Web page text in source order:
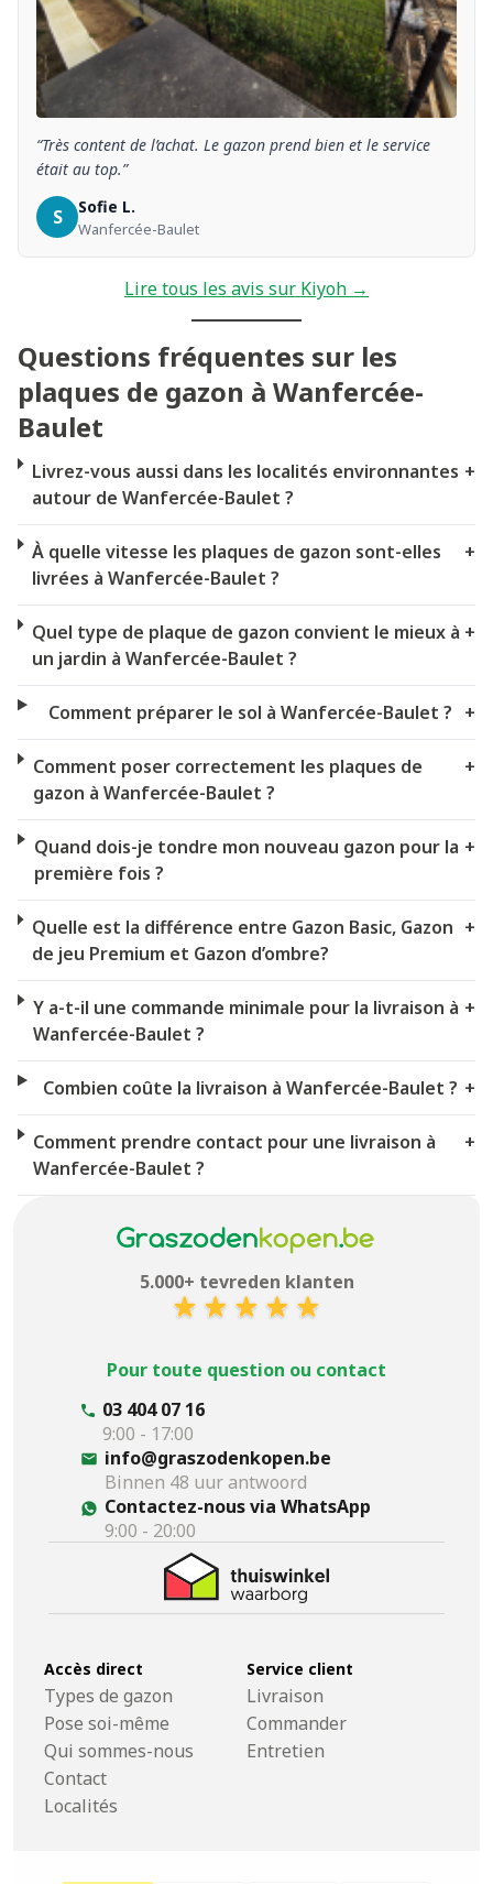
“Très content de l’achat. Le gazon prend bien et le service
était au top.”
S Sofie L.
Wanfercée-Baulet
Lire tous les avis sur Kiyoh →
Questions fréquentes sur les
plaques de gazon à Wanfercée-
Baulet
Livrez-vous aussi dans les localités environnantes
autour de Wanfercée-Baulet ?
+
À quelle vitesse les plaques de gazon sont-elles
livrées à Wanfercée-Baulet ?
+
Quel type de plaque de gazon convient le mieux à
un jardin à Wanfercée-Baulet ?
+
Comment préparer le sol à Wanfercée-Baulet ? +
Comment poser correctement les plaques de
gazon à Wanfercée-Baulet ?
+
Quand dois-je tondre mon nouveau gazon pour la
première fois ?
+
Quelle est la différence entre Gazon Basic, Gazon
de jeu Premium et Gazon d’ombre?
+
Y a-t-il une commande minimale pour la livraison à
Wanfercée-Baulet ?
+
Combien coûte la livraison à Wanfercée-Baulet ? +
Comment prendre contact pour une livraison à
Wanfercée-Baulet ?
+
5.000+ tevreden klanten
Pour toute question ou contact
03 404 07 16
9:00 - 17:00
info@graszodenkopen.be
Binnen 48 uur antwoord
Contactez-nous via WhatsApp
9:00 - 20:00
Accès direct
Types de gazon
Pose soi-même
Qui sommes-nous
Contact
Localités
Service client
Livraison
Commander
Entretien